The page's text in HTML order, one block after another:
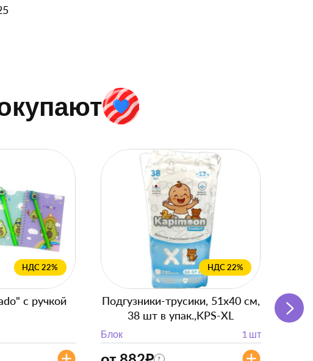
НДС 22%
с ручкой
НДС 22%
Подгузники-трусики, 51x40 см,
38 шт в упак.,KPS-XL
Блок 1 шт
?